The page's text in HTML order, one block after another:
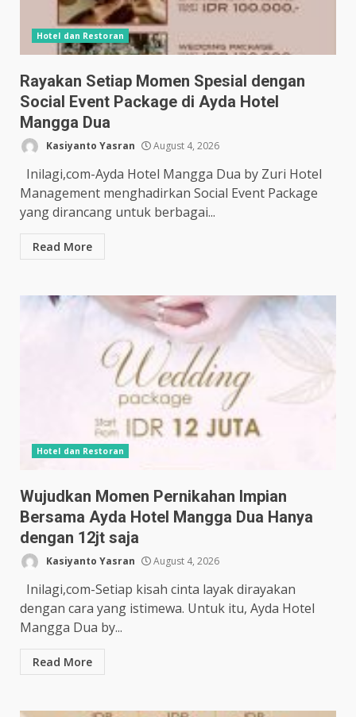
Hotel dan Restoran
Rayakan Setiap Momen Spesial dengan
Social Event Package di Ayda Hotel
Mangga Dua
Kasiyanto Yasran August 4, 2026
Inilagi,com-Ayda Hotel Mangga Dua by Zuri Hotel
Management menghadirkan Social Event Package
yang dirancang untuk berbagai...
Read More
Hotel dan Restoran
Wujudkan Momen Pernikahan Impian
Bersama Ayda Hotel Mangga Dua Hanya
dengan 12jt saja
Kasiyanto Yasran August 4, 2026
Inilagi,com-Setiap kisah cinta layak dirayakan
dengan cara yang istimewa. Untuk itu, Ayda Hotel
Mangga Dua by...
Read More